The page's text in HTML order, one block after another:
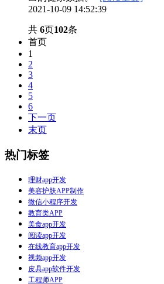
2021-10-09 14:52:39
共 6页102条
首页
1
2
3
4
5
6
下一页
末页
热门标签
理财app开发
美容护肤APP制作
微信小程序开发
教育类APP
美食app开发
阅读app开发
在线教育app开发
视频app开发
皮具app软件开发
工程师APP